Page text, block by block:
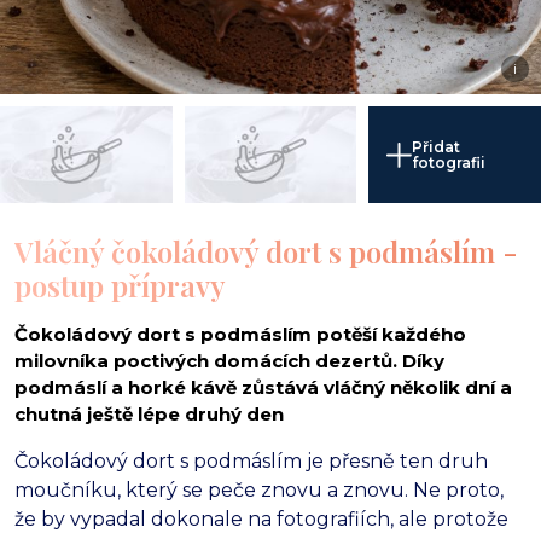
i
Přidat
fotografii
Vláčný čokoládový dort s podmáslím -
postup přípravy
Čokoládový dort s podmáslím potěší každého
milovníka poctivých domácích dezertů. Díky
podmáslí a horké kávě zůstává vláčný několik dní a
chutná ještě lépe druhý den
Čokoládový dort s podmáslím je přesně ten druh
moučníku, který se peče znovu a znovu. Ne proto,
že by vypadal dokonale na fotografiích, ale protože